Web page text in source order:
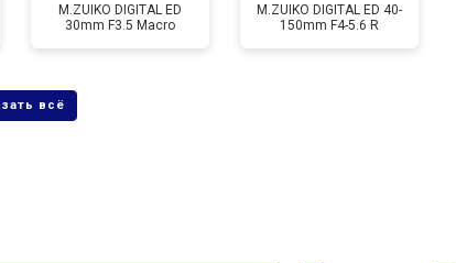
M.ZUIKO DIGITAL ED
30mm F3.5 Macro
M.ZUIKO DIGITAL ED 40-
150mm F4-5.6 R